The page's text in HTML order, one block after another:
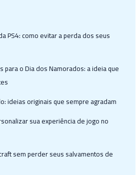
PS4: como evitar a perda dos seus
o Dia dos Namorados: a ideia que
ideias originais que sempre agradam
sua experiência de jogo no
sem perder seus salvamentos de